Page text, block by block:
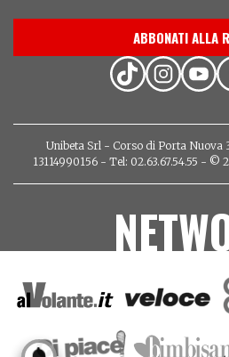
ABBONATI ALLA
Unibeta Srl - Corso di Porta Nuova
13114990156 - Tel: 02.63.67.54.55 -